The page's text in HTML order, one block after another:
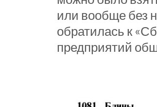
или вообще без
обратилась к
предприятий